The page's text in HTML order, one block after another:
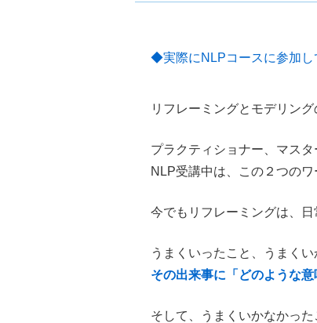
◆実際にNLPコースに参加し
リフレーミングとモデリン
プラクティショナー、マス
NLP受講中は、この２つのワ
今でもリフレーミングは、
うまくいったこと、うまくい
その出来事に「どのような意
そして、うまくいかなかった